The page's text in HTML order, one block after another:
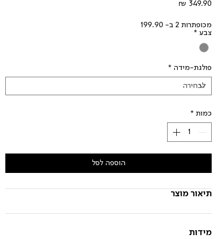
מכופתרות 2 ב- 199.90
צבע *
פולגת-מידה *
כמות *
הוספה לסל
תיאור מוצר
מידות